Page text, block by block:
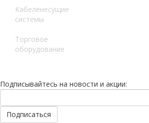
Кабеленесущие
системы
Торговое
оборудование
Подписывайтесь на новости и акции: